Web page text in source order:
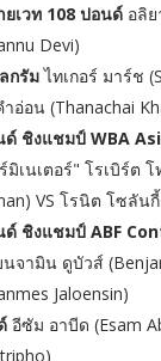
เวท 108 ปอนด์ อลิ
Devi)
กรัมไทเกอร์ มาร์ช
อ่อน (Thanachai
ด์ ชิงแชมป์ WBA
มิเนเตอร์" โรเบิร์ต
VS โรนิต โซลันกี้
ด์ ชิงแชมป์ ABF
จามิน ดูบัวส์
Jaloensin)
อีซัม อาบีด (Esam